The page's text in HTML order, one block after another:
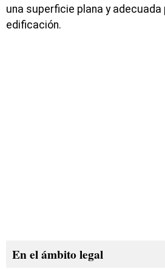
una superficie plana y
edificación.
En el ámbito legal